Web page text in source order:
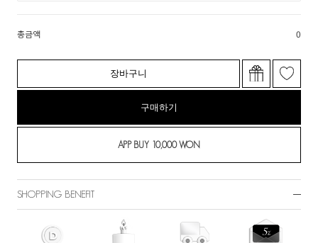
총금액 0
장바구니
구매하기
SHOPPING BENEFIT